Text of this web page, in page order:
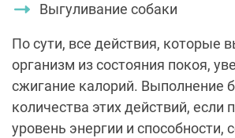
Выгуливание собаки
По сути, все действия, которые
организм из состояния покоя,
сжигание калорий. Выполнение
количества этих действий, если
уровень энергии и